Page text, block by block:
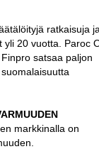
ratkaisuja
yli 20 vuotta. Paroc
satsaa paljon
markkinalla on